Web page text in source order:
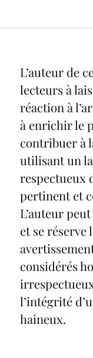
L’auteur de
lecteurs à
réaction à
à enrichir le
contribuer à
utilisant un
respectueux
pertinent et
L’auteur
et se réserve
considérés
l’intégrité
haineux.